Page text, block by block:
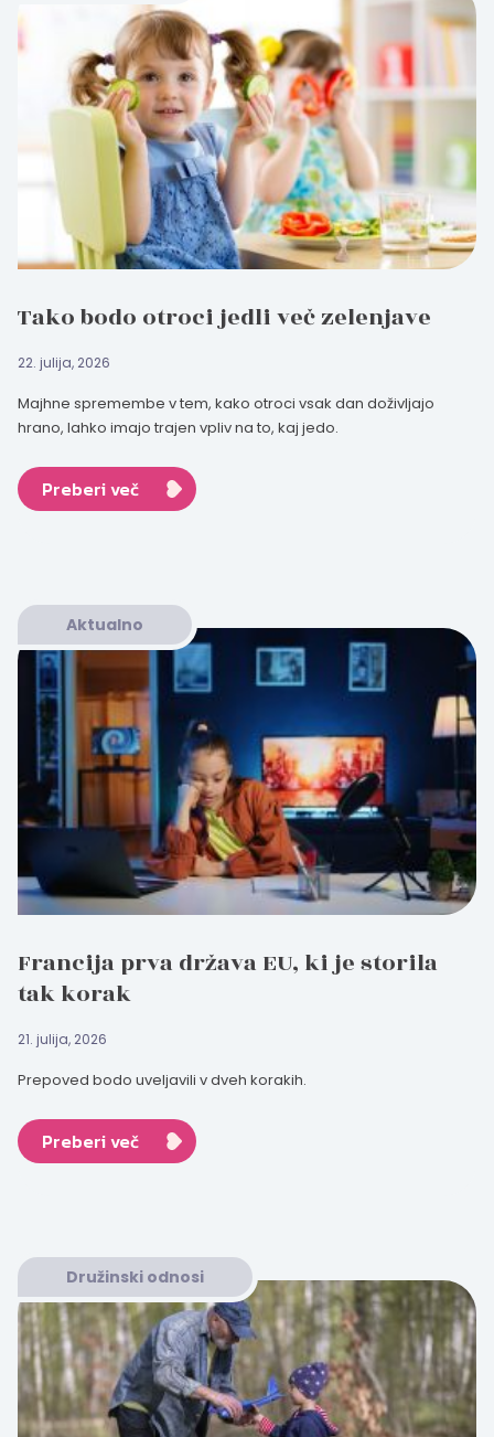
Tako bodo otroci jedli več zelenjave
22. julija, 2026
Majhne spremembe v tem, kako otroci vsak dan doživljajo
hrano, lahko imajo trajen vpliv na to, kaj jedo.
Preberi več
Aktualno
Francija prva država EU, ki je storila
tak korak
21. julija, 2026
Prepoved bodo uveljavili v dveh korakih.
Preberi več
Družinski odnosi